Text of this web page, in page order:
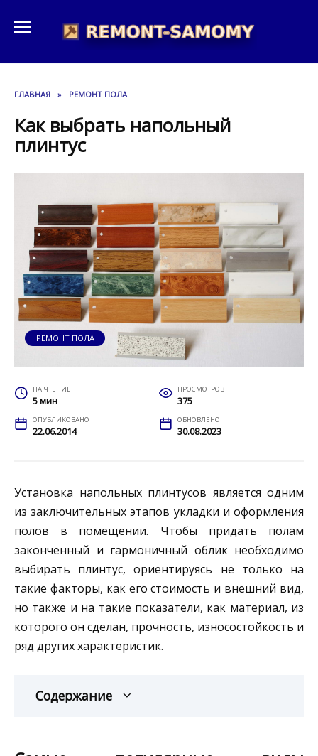
содержанию
ГЛАВНАЯ » РЕМОНТ ПОЛА
Как выбрать напольный
плинтус
РЕМОНТ ПОЛА
НА ЧТЕНИЕ
5 мин
ПРОСМОТРОВ
375
ОПУБЛИКОВАНО
22.06.2014
ОБНОВЛЕНО
30.08.2023
Установка напольных плинтусов является одним
из заключительных этапов укладки и оформления
полов в помещении. Чтобы придать полам
законченный и гармоничный облик необходимо
выбирать плинтус, ориентируясь не только на
такие факторы, как его стоимость и внешний вид,
но также и на такие показатели, как материал, из
которого он сделан, прочность, износостойкость и
ряд других характеристик.
Содержание